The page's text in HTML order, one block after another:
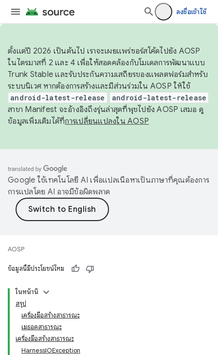
ลงชื่อเข้าใช้
ตั้งแต่ปี 2026 เป็นต้นไป เราจะเผยแพร่ซอร์สโค้ดไปยัง AOSP
ในไตรมาสที่ 2 และ 4 เพื่อให้สอดคล้องกับโมเดลการพัฒนาแบบ
Trunk Stable และรับประกันความเสถียรของแพลตฟอร์มสำหรับ
ระบบนิเวศ หากต้องการสร้างและมีส่วนร่วมใน AOSP ให้ใช้
android-latest-release android-latest-release
สาขา Manifest จะอ้างอิงถึงรุ่นล่าสุดที่พุชไปยัง AOSP เสมอ ดู
ข้อมูลเพิ่มเติมได้ที่การเปลี่ยนแปลงใน AOSP
Google ใช้เทคโนโลยี AI เพื่อแปลเนื้อหาเป็นภาษาที่คุณต้องการ
การแปลโดย AI อาจมีข้อผิดพลาด
AOSP
ข้อมูลนี้มีประโยชน์ไหม
ในหน้านี้
สรุป
เครื่องมือสร้างสาธารณะ
เมธอดสาธารณะ
เครื่องมือสร้างสาธารณะ
HarnessIOException